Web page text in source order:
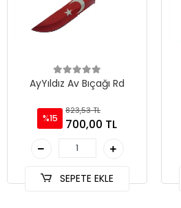
AyYıldız Av Bıçağı Rd
%15
823,53 TL
700,00 TL
SEPETE EKLE